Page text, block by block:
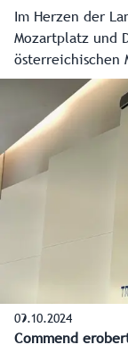
Im Herzen der
Mozartplatz und
österreichischen
schon bisher Sitz
einzigartigen
das
Pressekonferenz
für die nächste
09.10.2024
Commend